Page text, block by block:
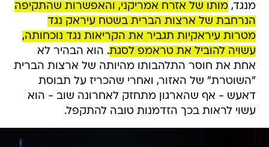
מנגד,מותו של אזרח אמריקני, והאפשרות שהתקיפה
הנרחבת של ארצות הברית בשטח עיראק נגד
מטרות עיראקיות תגביר את הקריאות נגד נוכחותה,
עשויה להוביל את טראמפ לסגת. הוא הבהיר לא
אחת את חוסר התלהבותו מהיותה של ארצות הברית
"השוטרת" של האזור, ואחרי שהכריז על תבוסת
דאעש - אף שהארגון מתחזק לאחרונה שוב - הוא
עשוי לראות בכך הזדמנות טובה להתקפל.